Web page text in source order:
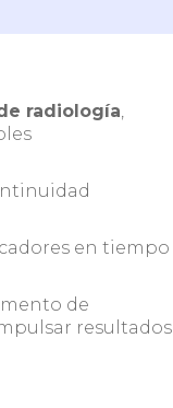
radiología,
en tiempo
de
resultados